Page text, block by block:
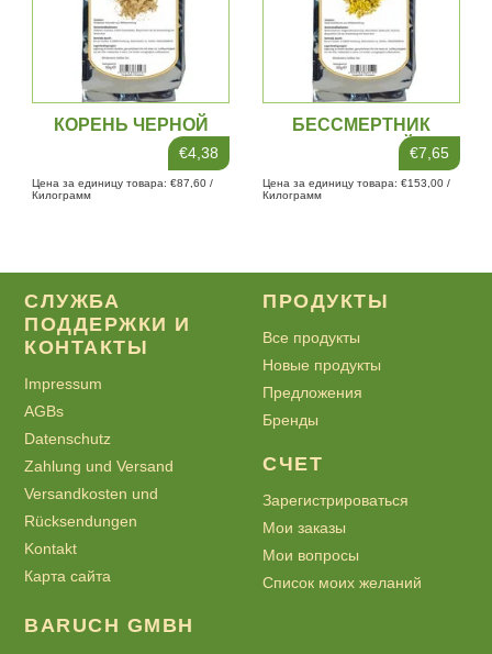
КОРЕНЬ ЧЕРНОЙ
БУЗИНЫ €4,38
Цена за единицу товара: €87,60 /
Килограмм
БЕССМЕРТНИК
ПЕСЧАНЫЙ€7,65
Цена за единицу товара: €153,00 /
Килограмм
СЛУЖБА
ПОДДЕРЖКИ И
КОНТАКТЫ
Impressum
AGBs
Datenschutz
Zahlung und Versand
Versandkosten und
Rücksendungen
Kontakt
Карта сайта
ПРОДУКТЫ
Все продукты
Новые продукты
Предложения
Бренды
СЧЕТ
Зарегистрироваться
Мои заказы
Мои вопросы
Список моих желаний
BARUCH GMBH